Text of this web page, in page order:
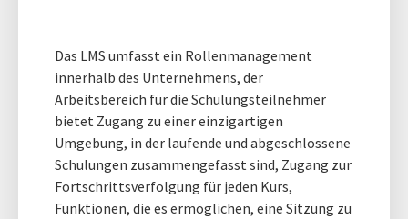
Das LMS umfasst ein Rollenmanagement
innerhalb des Unternehmens, der
Arbeitsbereich für die Schulungsteilnehmer
bietet Zugang zu einer einzigartigen
Umgebung, in der laufende und abgeschlossene
Schulungen zusammengefasst sind, Zugang zur
Fortschrittsverfolgung für jeden Kurs,
Funktionen, die es ermöglichen, eine Sitzung zu